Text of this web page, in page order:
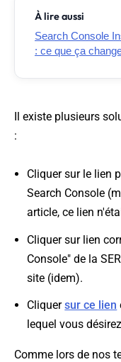
À lire aussi
Search Console
: ce que ça
Il existe plusieurs
:
Cliquer sur le lien
Search Console
article, ce lien
Cliquer sur lien
Console" de la
site (idem).
Cliquersur ce lien
lequel vous
Comme lors de nos